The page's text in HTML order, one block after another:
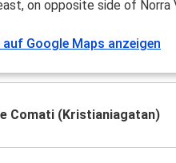
on opposite side of Norra
auf Google Maps anzeigen
Comati (Kristianiagatan)